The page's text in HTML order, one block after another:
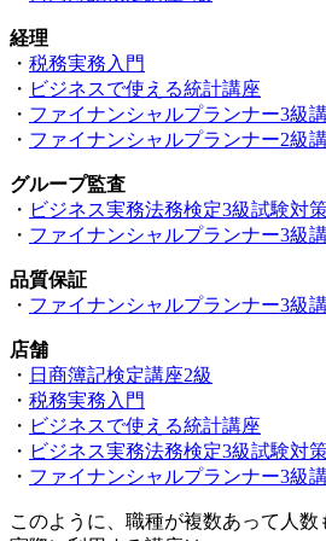
経理
・ 税務実務入門
・ ビジネスで使える統計講座
・ ファイナンシャルプランナー3級
・ ファイナンシャルプランナー2級
グループ監査
・ ビジネス実務法務検定3級試験対
・ ファイナンシャルプランナー3級
品質保証
・ ファイナンシャルプランナー3級
店舗
・ 日商簿記検定講座2級
・ 税務実務入門
・ ビジネスで使える統計講座
・ ビジネス実務法務検定3級試験対
・ ファイナンシャルプランナー3級
このように、職種が複数あって人